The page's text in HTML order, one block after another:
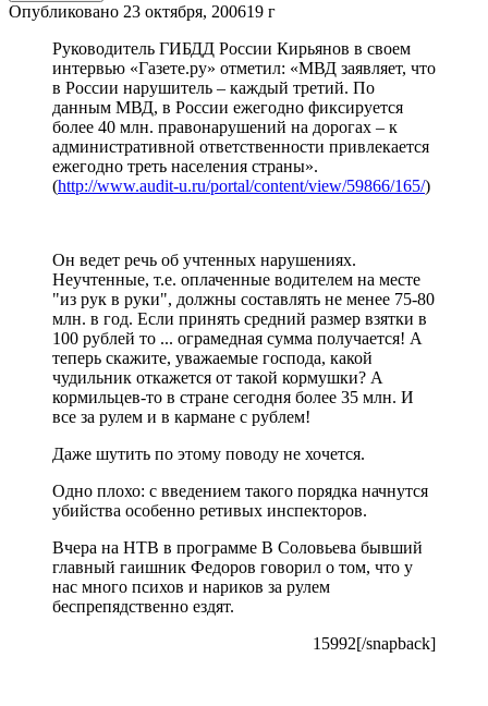
Опубликовано 23 октября, 200619 г
Руководитель ГИБДД России Кирьянов в своем
интервью «Газете.ру» отметил: «МВД заявляет, что
в России нарушитель – каждый третий. По
данным МВД, в России ежегодно фиксируется
более 40 млн. правонарушений на дорогах – к
административной ответственности привлекается
ежегодно треть населения страны».
(http://www.audit-u.ru/portal/content/view/59866/165/)
Он ведет речь об учтенных нарушениях.
Неучтенные, т.е. оплаченные водителем на месте
"из рук в руки", должны составлять не менее 75-80
млн. в год. Если принять средний размер взятки в
100 рублей то ... ограмедная сумма получается! А
теперь скажите, уважаемые господа, какой
чудильник откажется от такой кормушки? А
кормильцев-то в стране сегодня более 35 млн. И
все за рулем и в кармане с рублем!
Даже шутить по этому поводу не хочется.
Одно плохо: с введением такого порядка начнутся
убийства особенно ретивых инспекторов.
Вчера на НТВ в программе В Соловьева бывший
главный гаишник Федоров говорил о том, что у
нас много психов и нариков за рулем
беспрепядственно ездят.
15992[/snapback]